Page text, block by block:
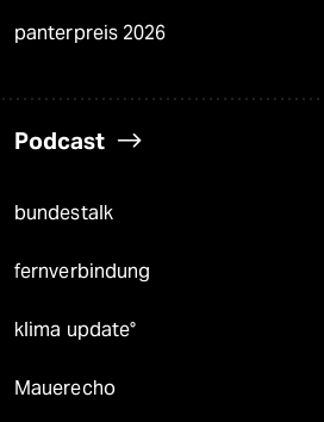
panterpreis 2026
Podcast
bundestalk
fernverbindung
klima update°
Mauerecho